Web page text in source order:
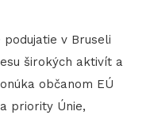
v Bruseli
širokých aktivít a
občanom EÚ
priority Únie,